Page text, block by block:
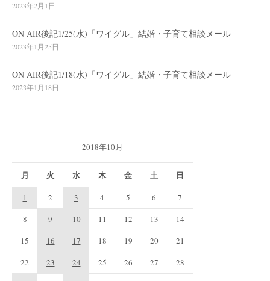
2023年2月1日
ON AIR後記1/25(水)「ワイグル」結婚・子育て相談メール
2023年1月25日
ON AIR後記1/18(水)「ワイグル」結婚・子育て相談メール
2023年1月18日
2018年10月
月 火 水 木 金 土 日
1 2 3 4 5 6
7
8
9 10 11 12 13
14
15
16 17 18 19 20
21
22
23 24 25 26 27
28